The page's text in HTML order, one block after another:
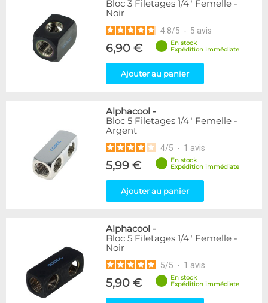
142
KooLance
Monsoon
9
Nanoxia
PrimoChill
9
31
216
2
Noir/Nickel
28
Rouge
Vert
5
236
Couleur
Or
Bloc 3 Filetages 1/4" Femelle -
Noir
4.8/5 - 5 avis
6,90 €
En stock
Expédition immédiate
Ajouter au panier
Alphacool -
Bloc 5 Filetages 1/4" Femelle -
Argent
4/5 - 1 avis
5,99 €
En stock
Expédition immédiate
Ajouter au panier
Alphacool -
Bloc 5 Filetages 1/4" Femelle -
Noir
5/5 - 1 avis
5,90 €
En stock
Expédition immédiate